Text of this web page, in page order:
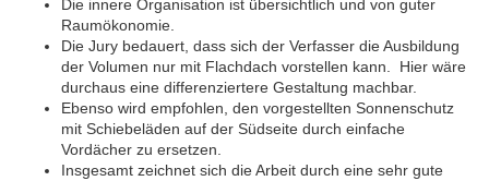
Die innere Organisation ist übersichtlich und von guter
Raumökonomie.
Die Jury bedauert, dass sich der Verfasser die Ausbildung
der Volumen nur mit Flachdach vorstellen kann. Hier wäre
durchaus eine differenziertere Gestaltung machbar.
Ebenso wird empfohlen, den vorgestellten Sonnenschutz
mit Schiebeläden auf der Südseite durch einfache
Vordächer zu ersetzen.
Insgesamt zeichnet sich die Arbeit durch eine sehr gute